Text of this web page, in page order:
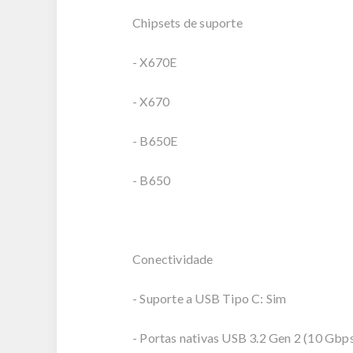
Chipsets de suporte
- X670E
- X670
- B650E
- B650
Conectividade
- Suporte a USB Tipo C: Sim
- Portas nativas USB 3.2 Gen 2 (10